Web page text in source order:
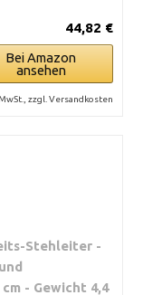
44,82 €
Bei Amazon
ansehen
zzgl. Versandkosten
Stehleiter -
- Gewicht 4,4